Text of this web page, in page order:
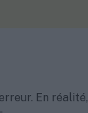
En réalité,